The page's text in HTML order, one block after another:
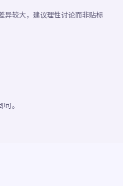
异较大，建议理性讨论而非贴标
。